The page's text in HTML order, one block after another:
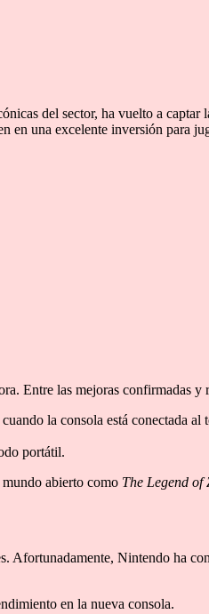
del sector, ha vuelto a captar
en una excelente inversión para
Entre las mejoras confirmadas y
la consola está conectada al
portátil.
abierto como The Legend of
Afortunadamente, Nintendo ha
en la nueva consola.